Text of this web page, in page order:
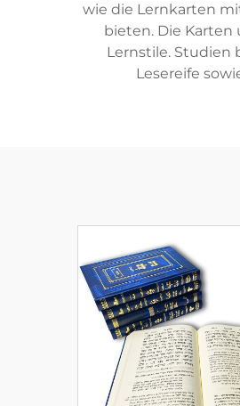
wie die Lernkarten
bieten. Die
Lernstile. Studien
Lesereife